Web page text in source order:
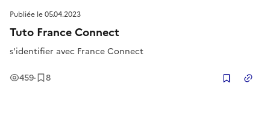
Publiée le05.04.2023
Tuto France Connect
s'identifier avec France Connect
459Vues
· 8Enregistrement